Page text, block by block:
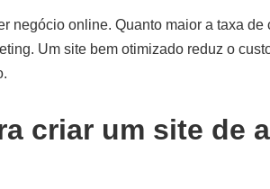
negócio online. Quanto maior a taxa de
Um site bem otimizado reduz o
criar um site de